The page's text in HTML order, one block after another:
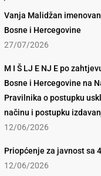
Vanja Malidžan
Bosne i Hercegovine
27/07/2026
M I Š LJ E NJ E po
Bosne i Hercegovine na
Pravilnika o postupku
načinu i postupku
12/06/2026
Priopćenje za javnost sa
12/06/2026